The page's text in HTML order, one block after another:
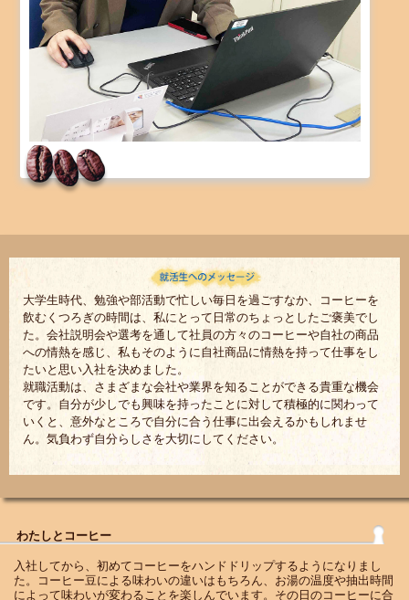
大学生時代、勉強や部活動で忙しい毎日を過ごすなか、コーヒーを
飲むくつろぎの時間は、私にとって日常のちょっとしたご褒美でし
た。会社説明会や選考を通して社員の方々のコーヒーや自社の商品
への情熱を感じ、私もそのように自社商品に情熱を持って仕事をし
たいと思い入社を決めました。
就職活動は、さまざまな会社や業界を知ることができる貴重な機会
です。自分が少しでも興味を持ったことに対して積極的に関わって
いくと、意外なところで自分に合う仕事に出会えるかもしれませ
ん。気負わず自分らしさを大切にしてください。
わたしとコーヒー
入社してから、初めてコーヒーをハンドドリップするようになりまし
た。コーヒー豆による味わいの違いはもちろん、お湯の温度や抽出時間
によって味わいが変わることを楽しんでいます。その日のコーヒーに合